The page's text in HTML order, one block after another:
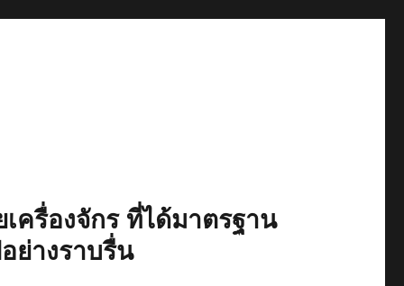
ครื่องจักร ที่ได้มาตรฐาน
ย่างราบรื่น